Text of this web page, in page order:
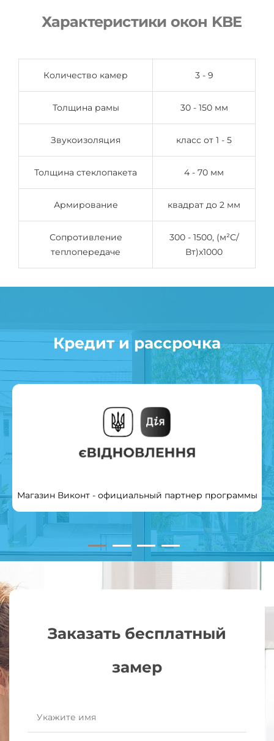
Характеристики окон KBE
Количество камер 3 - 9
Толщина рамы 30 - 150 мм
Звукоизоляция класс от 1 - 5
Толщина стеклопакета 4 - 70 мм
Армирование квадрат до 2 мм
Сопротивление
теплопередаче
300 - 1500, (м²С/
Вт)x1000
Кредит и рассрочка
Магазин Виконт - официальный партнер программы
Заказать бесплатный
замер